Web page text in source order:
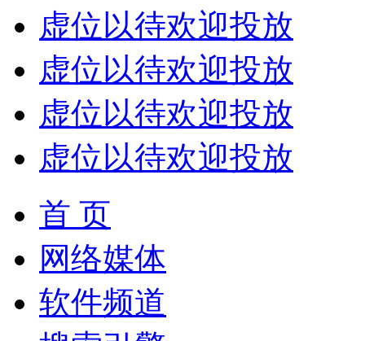
虚位以待欢迎投放
虚位以待欢迎投放
虚位以待欢迎投放
虚位以待欢迎投放
首 页
网络媒体
软件频道